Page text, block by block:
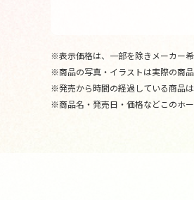
※表示価格は、一部を除きメーカー
※商品の写真・イラストは実際の商
※発売から時間の経過している商品
※商品名・発売日・価格などこのホ